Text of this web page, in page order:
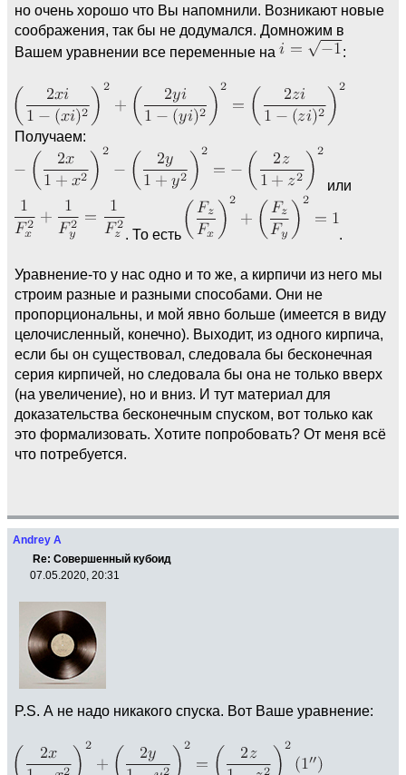
но очень хорошо что Вы напомнили. Возникают новые
соображения, так бы не додумался. Домножим в
Вашем уравнении все переменные на
:
Получаем:
или
. То есть .
Уравнение-то у нас одно и то же, а кирпичи из него мы
строим разные и разными способами. Они не
пропорциональны, и мой явно больше (имеется в виду
целочисленный, конечно). Выходит, из одного кирпича,
если бы он существовал, следовала бы бесконечная
серия кирпичей, но следовала бы она не только вверх
(на увеличение), но и вниз. И тут материал для
доказательства бесконечным спуском, вот только как
это формализовать. Хотите попробовать? От меня всё
что потребуется.
Andrey A
Re: Совершенный кубоид
07.05.2020, 20:31
P.S. А не надо никакого спуска. Вот Ваше уравнение: